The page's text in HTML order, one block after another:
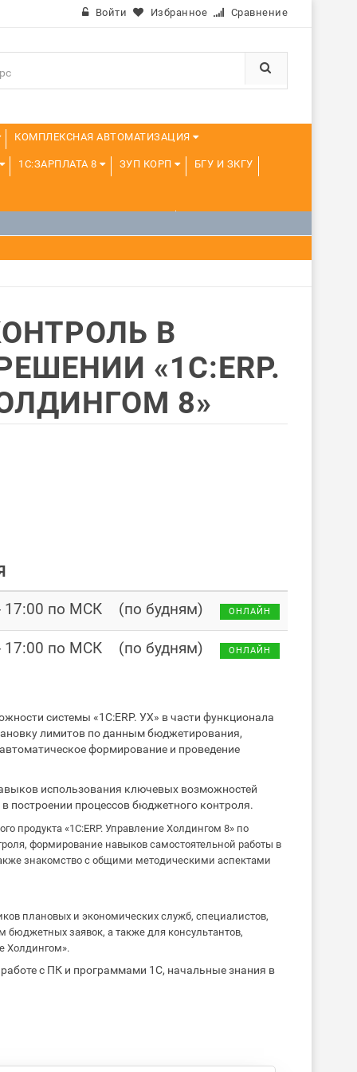
Войти Избранное Сравнение
КОМПЛЕКСНАЯ АВТОМАТИЗАЦИЯ
1С:ЗАРПЛАТА 8 ЗУП КОРП БГУ И ЗКГУ
В
«1С:ERP.
8»
17:00 по МСК (по будням) ОНЛАЙН
17:00 по МСК (по будням) ОНЛАЙН
системы «1С:ERP. УХ» в части функционала
лимитов по данным бюджетирования,
формирование и проведение
использования ключевых возможностей
построении процессов бюджетного контроля.
продукта «1С:ERP. Управление Холдингом 8» по
формирование навыков самостоятельной работы в
знакомство с общими методическими аспектами
плановых и экономических служб, специалистов,
заявок, а также для консультантов,
Холдингом».
с ПК и программами 1С, начальные знания в